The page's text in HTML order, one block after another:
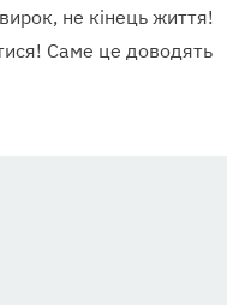
не кінець життя!
Саме це доводять